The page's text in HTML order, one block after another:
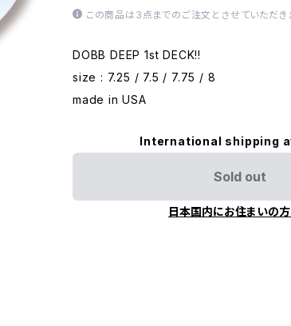
この商品は3点までのご注文とさせていただき
DOBB DEEP 1st DECK!!
size : 7.25 / 7.5 / 7.75 / 8
made in USA
International shipping
Sold out
日本国内にお住まいの